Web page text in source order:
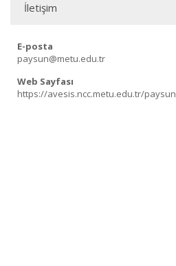
İletişim
E-posta
paysun@metu.edu.tr
Web Sayfası
https://avesis.ncc.metu.edu.tr/paysun